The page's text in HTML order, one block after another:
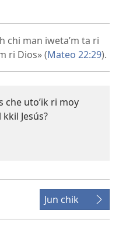
chi man iwetaʼm ta ri
ri Dios» (Mateo 22:29).
che utoʼik ri moy
Jesús?
Jun chik